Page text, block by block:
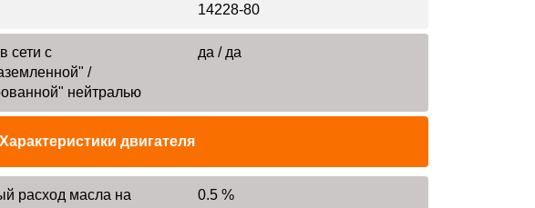
14228-80
сети с
/
нейтралью
да / да
Характеристики двигателя
расход масла на
0.5 %